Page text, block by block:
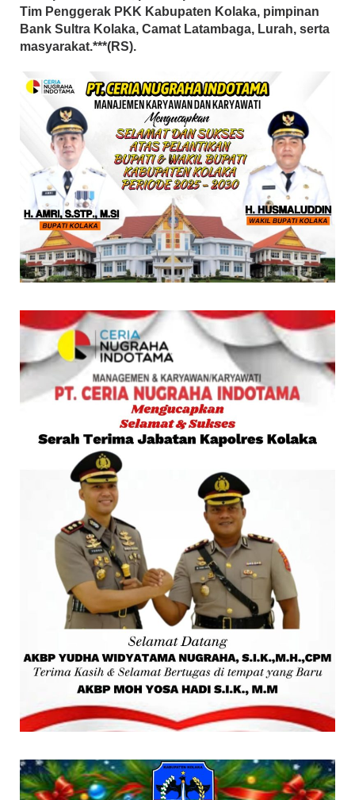
Tim Penggerak PKK Kabupaten Kolaka, pimpinan
Bank Sultra Kolaka, Camat Latambaga, Lurah, serta
masyarakat.***(RS).